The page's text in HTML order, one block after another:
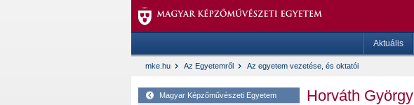
Aktuális
mke.hu Az Egyetemről Az egyetem vezetése, és oktatói
Magyar Képzőművészeti Egyetem
Horváth György